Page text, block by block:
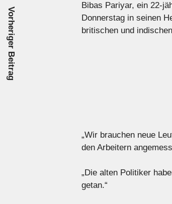
Bibas Pariyar, ein 22-
Donnerstag in seinen
britischen und
„Wir brauchen neue
den Arbeitern
„Die alten Politiker
getan.“
Vorheriger Beitrag